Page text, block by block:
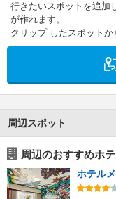
行きたいスポットを追加
が作れます。
クリップ したスポットか
周辺スポット
周辺のおすすめホ
ホテル